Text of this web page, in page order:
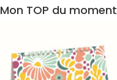
Mon TOP du moment